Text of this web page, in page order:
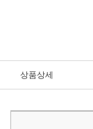
상품상세